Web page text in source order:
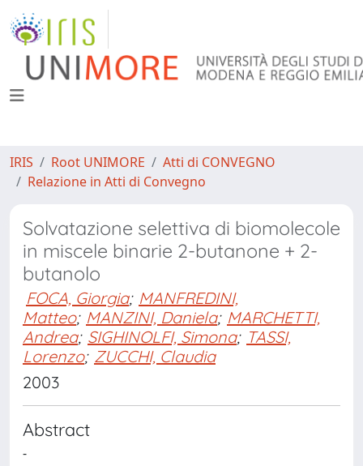
IRIS Root UNIMORE
Atti di CONVEGNO
Relazione in Atti di Convegno
Solvatazione selettiva di biomolecole
in miscele binarie 2-butanone + 2-
butanolo
FOCA, Giorgia; MANFREDINI,
Matteo; MANZINI, Daniela; MARCHETTI,
Andrea; SIGHINOLFI, Simona; TASSI,
Lorenzo; ZUCCHI, Claudia
2003
Abstract
-